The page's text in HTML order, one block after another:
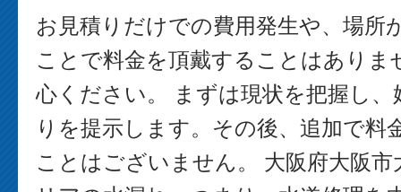
お見積りだけでの費用発生や、場所
ことで料金を頂戴することはありま
心ください。 まずは現状を把握し
りを提示します。その後、追加で料
ことはございません。 大阪府大阪市